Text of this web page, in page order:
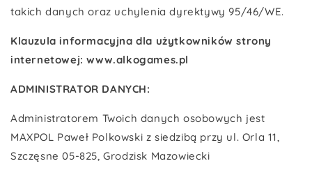
takich danych oraz uchylenia dyrektywy 95/46/WE.
Klauzula informacyjna dla użytkowników strony
internetowej: www.alkogames.pl
ADMINISTRATOR DANYCH:
Administratorem Twoich danych osobowych jest
MAXPOL Paweł Polkowski z siedzibą przy ul. Orla 11,
Szczęsne 05-825, Grodzisk Mazowiecki